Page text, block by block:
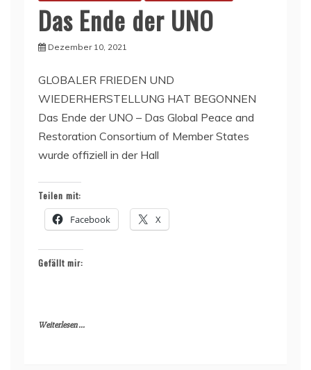
Das Ende der UNO
Dezember 10, 2021
GLOBALER FRIEDEN UND
WIEDERHERSTELLUNG HAT BEGONNEN
Das Ende der UNO – Das Global Peace and
Restoration Consortium of Member States
wurde offiziell in der Hall
Teilen mit:
Facebook X
Gefällt mir:
Weiterlesen ...